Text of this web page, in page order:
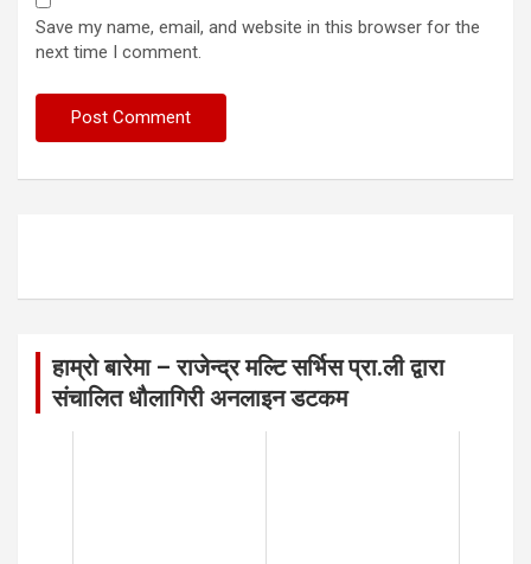
Save my name, email, and website in this browser for the
next time I comment.
हाम्रो बारेमा – राजेन्द्र मल्टि सर्भिस प्रा.ली द्वारा
संचालित धौलागिरी अनलाइन डटकम